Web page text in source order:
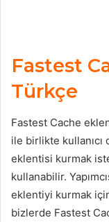
Fastest
Türkçe
Fastest Cache
ile birlikte kullanıcı
eklentisi kurmak
kullanabilir.
eklentiyi kurmak
bizlerde Fastest